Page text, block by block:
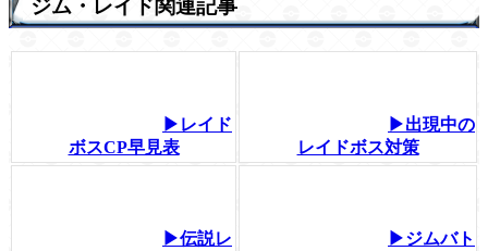
ジム・レイド関連記事
▶レイド
ボスCP早見表
▶出現中の
レイドボス対策
▶伝説レ
▶ジムバト